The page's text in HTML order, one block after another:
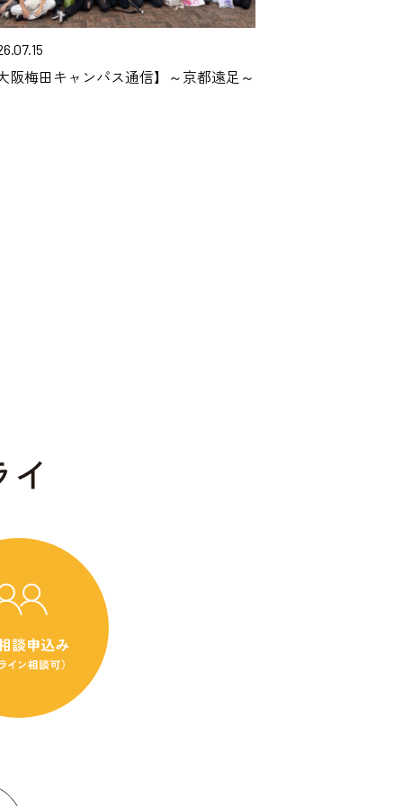
阪梅田キャンパス通信】～京都遠足～